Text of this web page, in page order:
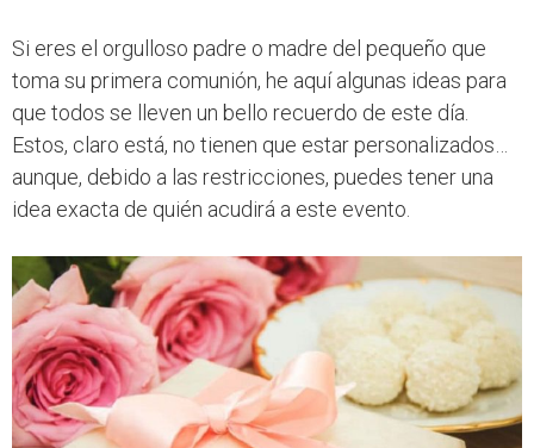
Si eres el orgulloso padre o madre del pequeño que
toma su primera comunión, he aquí algunas ideas para
que todos se lleven un bello recuerdo de este día.
Estos, claro está, no tienen que estar personalizados…
aunque, debido a las restricciones, puedes tener una
idea exacta de quién acudirá a este evento.